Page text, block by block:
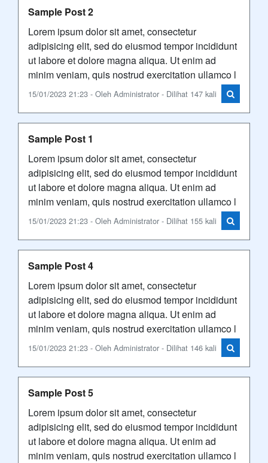
Sample Post 2
Lorem ipsum dolor sit amet, consectetur
adipisicing elit, sed do eiusmod tempor incididunt
ut labore et dolore magna aliqua. Ut enim ad
minim veniam, quis nostrud exercitation ullamco l
15/01/2023 21:23 - Oleh Administrator - Dilihat 147 kali
Sample Post 1
Lorem ipsum dolor sit amet, consectetur
adipisicing elit, sed do eiusmod tempor incididunt
ut labore et dolore magna aliqua. Ut enim ad
minim veniam, quis nostrud exercitation ullamco l
15/01/2023 21:23 - Oleh Administrator - Dilihat 155 kali
Sample Post 4
Lorem ipsum dolor sit amet, consectetur
adipisicing elit, sed do eiusmod tempor incididunt
ut labore et dolore magna aliqua. Ut enim ad
minim veniam, quis nostrud exercitation ullamco l
15/01/2023 21:23 - Oleh Administrator - Dilihat 146 kali
Sample Post 5
Lorem ipsum dolor sit amet, consectetur
adipisicing elit, sed do eiusmod tempor incididunt
ut labore et dolore magna aliqua. Ut enim ad
minim veniam, quis nostrud exercitation ullamco l